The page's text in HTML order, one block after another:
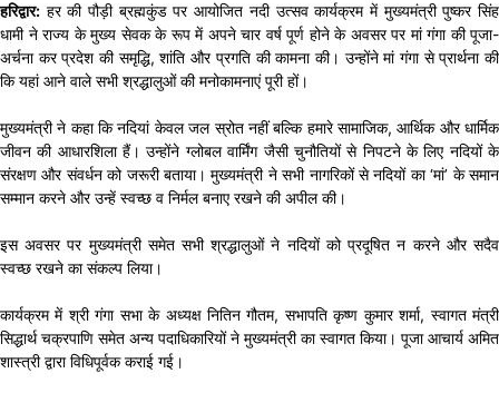
हरिद्वार: हर की पौड़ी ब्रह्मकुंड पर आयोजित नदी उत्सव कार्यक्रम में मुख्यमंत्री पुष्कर सिंह
धामी ने राज्य के मुख्य सेवक के रूप में अपने चार वर्ष पूर्ण होने के अवसर पर मां गंगा की पूजा-
अर्चना कर प्रदेश की समृद्धि, शांति और प्रगति की कामना की। उन्होंने मां गंगा से प्रार्थना की
कि यहां आने वाले सभी श्रद्धालुओं की मनोकामनाएं पूरी हों।
मुख्यमंत्री ने कहा कि नदियां केवल जल स्रोत नहीं बल्कि हमारे सामाजिक, आर्थिक और धार्मिक
जीवन की आधारशिला हैं। उन्होंने ग्लोबल वार्मिंग जैसी चुनौतियों से निपटने के लिए नदियों के
संरक्षण और संवर्धन को जरूरी बताया। मुख्यमंत्री ने सभी नागरिकों से नदियों का ‘मां’ के समान
सम्मान करने और उन्हें स्वच्छ व निर्मल बनाए रखने की अपील की।
इस अवसर पर मुख्यमंत्री समेत सभी श्रद्धालुओं ने नदियों को प्रदूषित न करने और सदैव
स्वच्छ रखने का संकल्प लिया।
कार्यक्रम में श्री गंगा सभा के अध्यक्ष नितिन गौतम, सभापति कृष्ण कुमार शर्मा, स्वागत मंत्री
सिद्धार्थ चक्रपाणि समेत अन्य पदाधिकारियों ने मुख्यमंत्री का स्वागत किया। पूजा आचार्य अमित
शास्त्री द्वारा विधिपूर्वक कराई गई।